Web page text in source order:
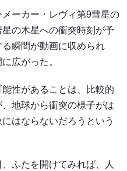
ーカー・レヴィ第9彗星の
の木星への衝突時刻が予
瞬間が動画に収められ
広がった。
性があることは、比較的
地球から衝突の様子がは
はならないだろうという
ふたを開けてみれば、人